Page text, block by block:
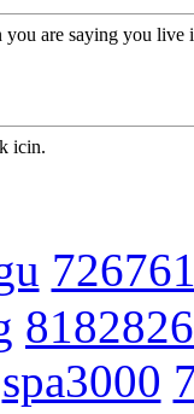
are saying you live
icin.
spa3000